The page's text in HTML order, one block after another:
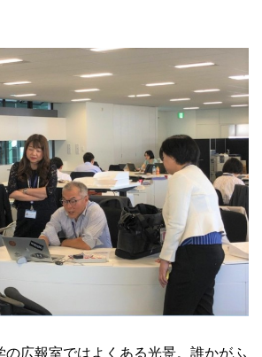
の広報室ではよくある光景。誰かがふ